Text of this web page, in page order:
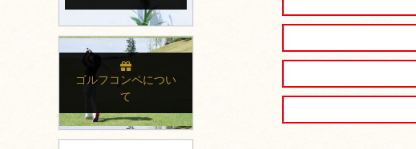
ゴルフコンペについ
て